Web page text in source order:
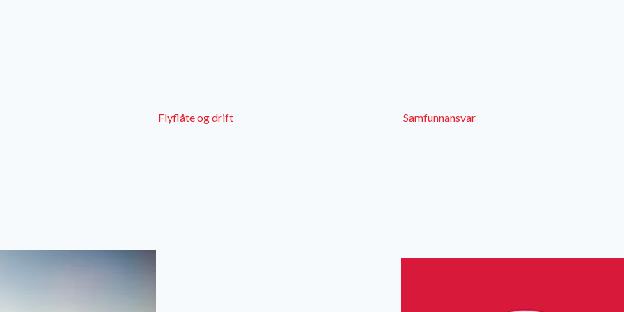
Flyflåte og drift Samfunnansvar